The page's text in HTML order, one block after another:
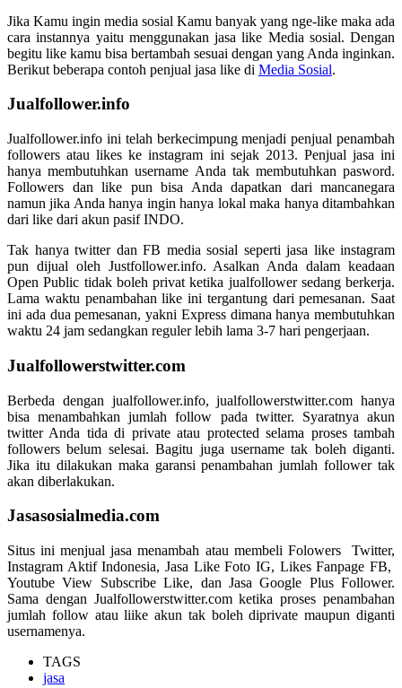
Jika Kamu ingin media sosial Kamu banyak yang nge-like maka ada
cara instannya yaitu menggunakan jasa like Media sosial. Dengan
begitu like kamu bisa bertambah sesuai dengan yang Anda inginkan.
Berikut beberapa contoh penjual jasa like di Media Sosial.
Jualfollower.info
Jualfollower.info ini telah berkecimpung menjadi penjual penambah
followers atau likes ke instagram ini sejak 2013. Penjual jasa ini
hanya membutuhkan username Anda tak membutuhkan pasword.
Followers dan like pun bisa Anda dapatkan dari mancanegara
namun jika Anda hanya ingin hanya lokal maka hanya ditambahkan
dari like dari akun pasif INDO.
Tak hanya twitter dan FB media sosial seperti jasa like instagram
pun dijual oleh Justfollower.info. Asalkan Anda dalam keadaan
Open Public tidak boleh privat ketika jualfollower sedang berkerja.
Lama waktu penambahan like ini tergantung dari pemesanan. Saat
ini ada dua pemesanan, yakni Express dimana hanya membutuhkan
waktu 24 jam sedangkan reguler lebih lama 3-7 hari pengerjaan.
Jualfollowerstwitter.com
Berbeda dengan jualfollower.info, jualfollowerstwitter.com hanya
bisa menambahkan jumlah follow pada twitter. Syaratnya akun
twitter Anda tida di private atau protected selama proses tambah
followers belum selesai. Bagitu juga username tak boleh diganti.
Jika itu dilakukan maka garansi penambahan jumlah follower tak
akan diberlakukan.
Jasasosialmedia.com
Situs ini menjual jasa menambah atau membeli Folowers Twitter,
Instagram Aktif Indonesia, Jasa Like Foto IG, Likes Fanpage FB,
Youtube View Subscribe Like, dan Jasa Google Plus Follower.
Sama dengan Jualfollowerstwitter.com ketika proses penambahan
jumlah follow atau liike akun tak boleh diprivate maupun diganti
usernamenya.
TAGS
jasa